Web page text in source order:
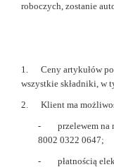
roboczych, zostanie
1. Ceny artykułów
wszystkie składniki, w
2. Klient ma
- przelewem na
8002 0322 0647;
- płatnością